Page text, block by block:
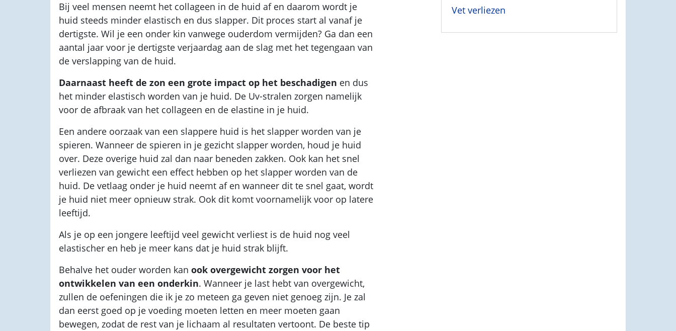
Bij veel mensen neemt het collageen in de huid af en daarom wordt je
huid steeds minder elastisch en dus slapper. Dit proces start al vanaf je
dertigste. Wil je een onder kin vanwege ouderdom vermijden? Ga dan een
aantal jaar voor je dertigste verjaardag aan de slag met het tegengaan van
de verslapping van de huid.
Daarnaast heeft de zon een grote impact op het beschadigen en dus
het minder elastisch worden van je huid. De Uv-stralen zorgen namelijk
voor de afbraak van het collageen en de elastine in je huid.
Een andere oorzaak van een slappere huid is het slapper worden van je
spieren. Wanneer de spieren in je gezicht slapper worden, houd je huid
over. Deze overige huid zal dan naar beneden zakken. Ook kan het snel
verliezen van gewicht een effect hebben op het slapper worden van de
huid. De vetlaag onder je huid neemt af en wanneer dit te snel gaat, wordt
je huid niet meer opnieuw strak. Ook dit komt voornamelijk voor op latere
leeftijd.
Als je op een jongere leeftijd veel gewicht verliest is de huid nog veel
elastischer en heb je meer kans dat je huid strak blijft.
Behalve het ouder worden kan ook overgewicht zorgen voor het
ontwikkelen van een onderkin. Wanneer je last hebt van overgewicht,
zullen de oefeningen die ik je zo meteen ga geven niet genoeg zijn. Je zal
dan eerst goed op je voeding moeten letten en meer moeten gaan
bewegen, zodat de rest van je lichaam al resultaten vertoont. De beste tip
Vet verliezen